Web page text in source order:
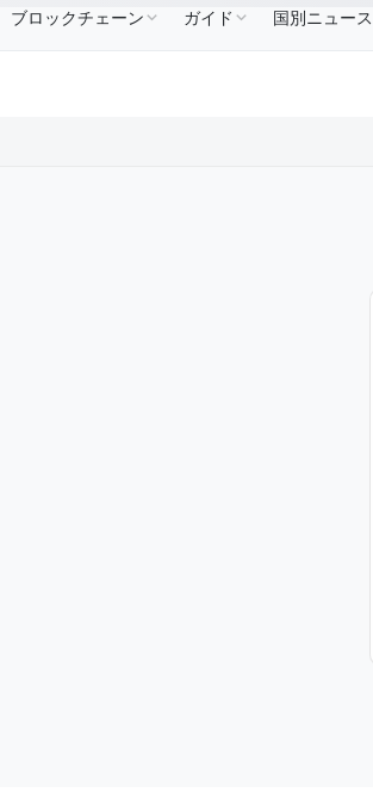
$586.64↑2.10% USDC USDC$0.9995 ↑0.00% XRP XRP
ブロックチェーン ガイド 国別ニュース